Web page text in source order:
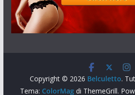
Copyright © 2026 Belculetto.
Tema: ColorMag di ThemeGrill.